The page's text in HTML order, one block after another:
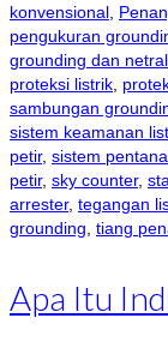
konvensional,
pengukuran
grounding dan netral
proteksi listrik,
sambungan
sistem keamanan
petir, sistem
petir, sky counter,
arrester, tegangan
grounding, tiang
Apa Itu